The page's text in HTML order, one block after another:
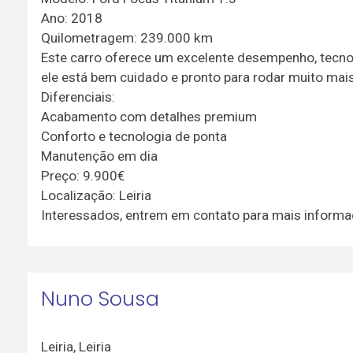
Ano: 2018
Quilometragem: 239.000 km
Este carro oferece um excelente desempenho,
ele está bem cuidado e pronto para rodar muito
Diferenciais:
Acabamento com detalhes premium
Conforto e tecnologia de ponta
Manutenção em dia
Preço: 9.900€
Localização: Leiria
Interessados, entrem em contato para mais
Nuno Sousa
Leiria, Leiria